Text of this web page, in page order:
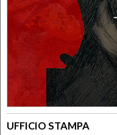
UFFICIO STAMPA